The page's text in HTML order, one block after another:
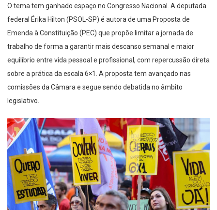
O tema tem ganhado espaço no Congresso Nacional. A deputada
federal Érika Hilton (PSOL-SP) é autora de uma Proposta de
Emenda à Constituição (PEC) que propõe limitar a jornada de
trabalho de forma a garantir mais descanso semanal e maior
equilíbrio entre vida pessoal e profissional, com repercussão direta
sobre a prática da escala 6×1. A proposta tem avançado nas
comissões da Câmara e segue sendo debatida no âmbito
legislativo.